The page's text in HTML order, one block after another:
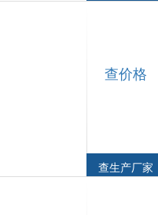
查价格
查生产厂家